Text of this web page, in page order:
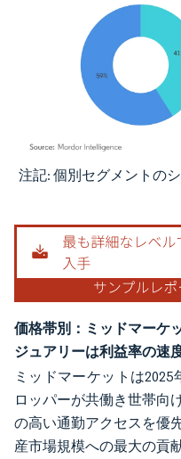
画像 © Mordor Intelligence。再利
注記: 個別セグメントの
価格帯別：ミッドマーケ
ジュアリーは利益率の速
ミッドマーケットは
ロッパーが共働き世帯向
の高い通勤アクセスを優
産市場規模への最大の貢